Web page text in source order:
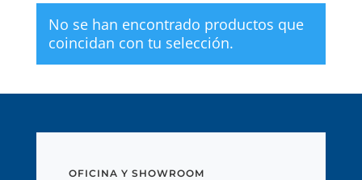
No se han encontrado productos que
coincidan con tu selección.
OFICINA Y SHOWROOM